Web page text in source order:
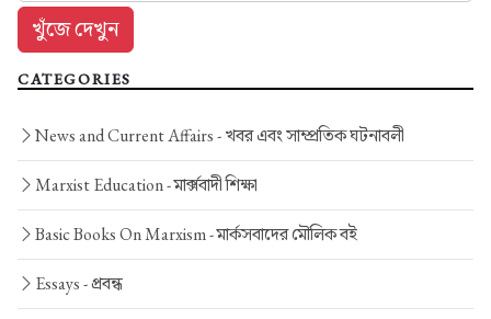
CATEGORIES
News and Current Affairs -খবর এবং সাম্প্রতিক ঘটনাবলী
Marxist Education -মার্ক্সবাদী শিক্ষা
Basic Books On Marxism -মার্কসবাদের মৌলিক বই
Essays -প্রবন্ধ